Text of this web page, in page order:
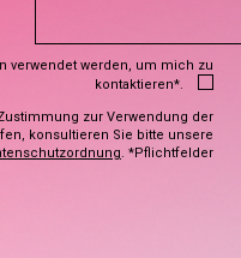
verwendet werden, um mich zu
kontaktieren*.
zur Verwendung der
konsultieren Sie bitte unsere
. *Pflichtfelder